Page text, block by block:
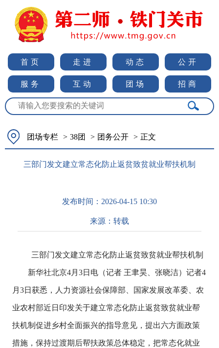
首页 走进 动态 公开
服务 互动 团场 招商
团场专栏 > 38团 > 团务公开 > 正文
三部门发文建立常态化防止返贫致贫就业帮扶机制
发布时间： 2026-04-15 10:30
来源： 转载
三部门发文建立常态化防止返贫致贫就业帮扶机制
新华社北京4月 3日电（记者 王聿昊、张晓洁）记者4
月 3日获悉，人力资源社会保障部、国家发展改革委、农
业农村部近日印发关于建立常态化防止返贫致贫就业帮
扶机制促进乡村全面振兴的指导意见，提出六方面政策
措施，保持过渡期后帮扶政策总体稳定，把常态化就业